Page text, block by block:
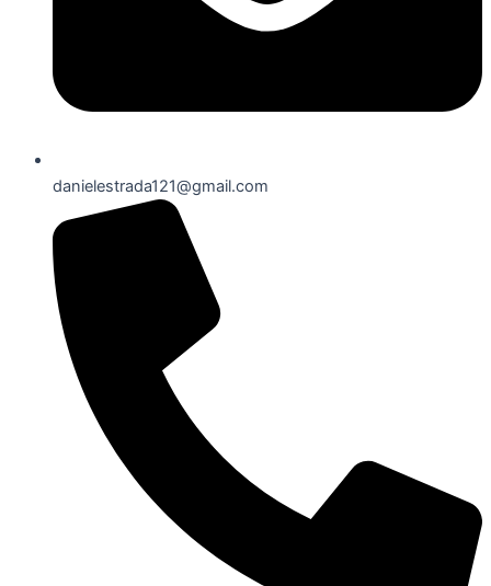
danielestrada121@gmail.com